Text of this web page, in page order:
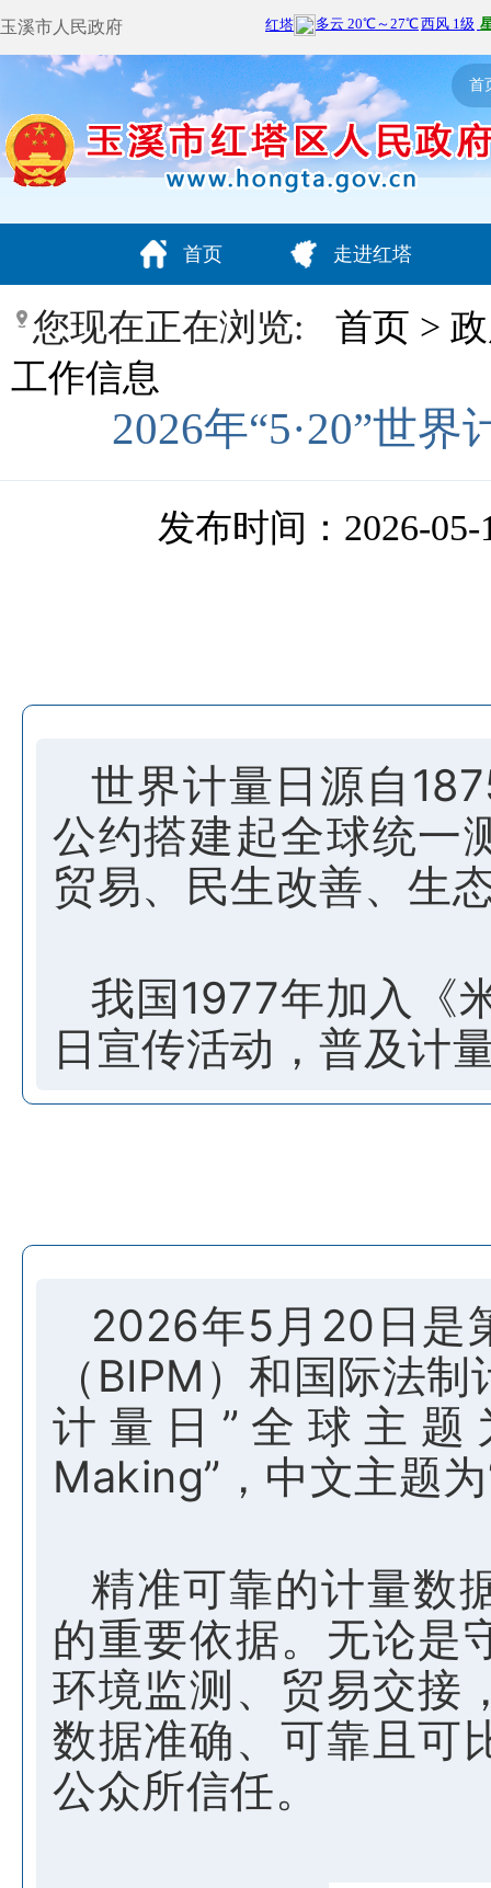
玉溪市人民政府
首
首页 走进红塔
您现在正在浏览: 首页 >
工作信息
2026年“5·20”世
发布时间：2026-05-
世界计量日源自
公约搭建起全球统一
贸易、民生改善、生
我国1977年加入《
日宣传活动，普及计
2026年5月20日是
（BIPM）和国际法
计量日”全球主题
Making”，中文主题
精准可靠的计量数
的重要依据。无论是
环境监测、贸易交接
数据准确、可靠且可
公众所信任。